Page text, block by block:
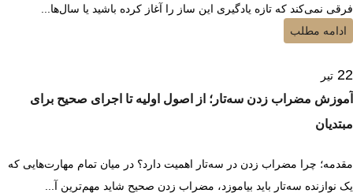
فرقی نمی‌کند که تازه یادگیری این ساز را آغاز کرده باشید یا سال‌ها...
ادامه مطلب
22 تیر
آموزش مضراب زدن سه‌تار؛ از اصول اولیه تا اجرای صحیح برای
مبتدیان
مقدمه؛ چرا مضراب زدن در سه‌تار اهمیت دارد؟ در میان تمام مهارت‌هایی که
یک نوازنده سه‌تار باید بیاموزد، مضراب زدن صحیح شاید مهم‌ترین آ...